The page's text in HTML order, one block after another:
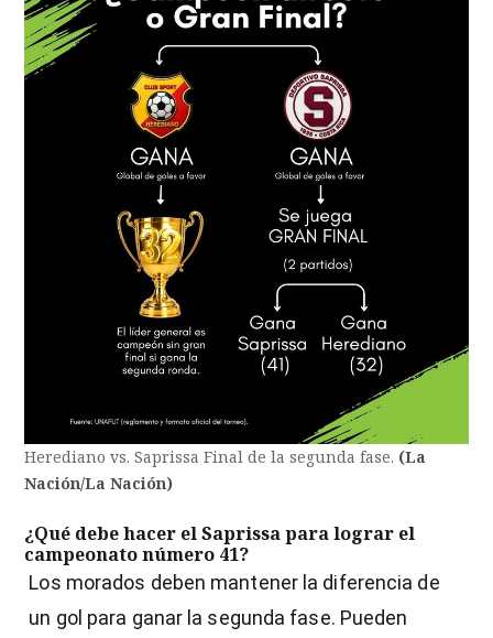
Herediano vs. Saprissa Final de la segunda fase. (La
Nación/La Nación)
¿Qué debe hacer el Saprissa para lograr el
campeonato número 41?
Los morados deben mantener la diferencia de
un gol para ganar la segunda fase. Pueden